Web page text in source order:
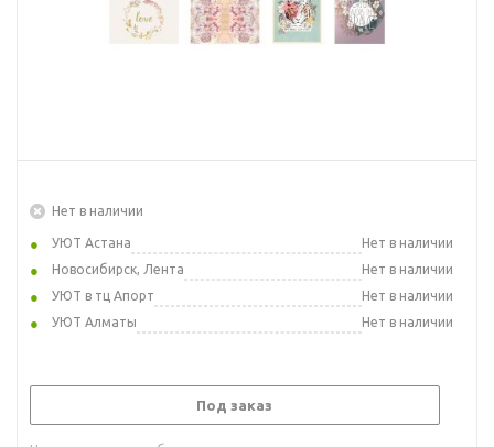
Нет в наличии
УЮТ Астана
Нет в наличии
Новосибирск, Лента
Нет в наличии
УЮТ в тц Апорт
Нет в наличии
УЮТ Алматы
Нет в наличии
Под заказ